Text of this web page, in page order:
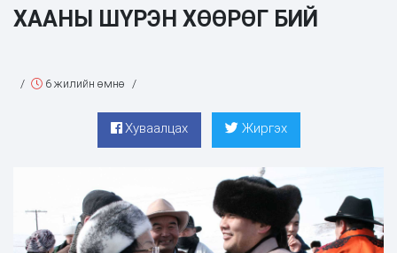
ХААНЫ ШҮРЭН ХӨӨРӨГ БИЙ
/ 6 жилийн өмнө /
Хуваалцах Жиргэх